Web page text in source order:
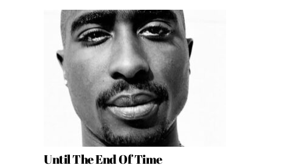
Until The End Of Time